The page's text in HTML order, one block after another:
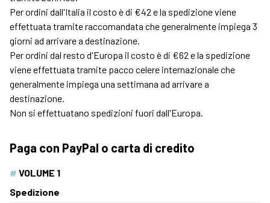
Per ordini dall'Italia il costo è di €42 e la spedizione viene
effettuata tramite raccomandata che generalmente impiega 3
giorni ad arrivare a destinazione.
Per ordini dal resto d'Europa il costo è di €62 e la spedizione
viene effettuata tramite pacco celere internazionale che
generalmente impiega una settimana ad arrivare a
destinazione.
Non si effettuatano spedizioni fuori dall'Europa.
Paga con PayPal o carta di credito
# VOLUME 1
Spedizione